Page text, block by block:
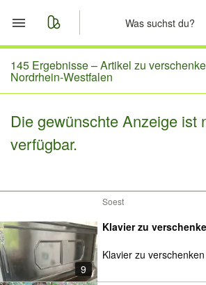
Start
Merkliste
Nachrichten
145 Ergebnisse –Artikel zu
Nordrhein-Westfalen
Die gewünschte Anzeige ist
verfügbar.
9
Soest
Klavier zu
Klavier zu